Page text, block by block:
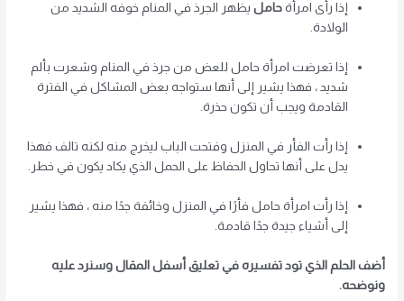
إذا رأى امرأةحامل يظهر الجرذ في المنام خوفه الشديد من
الولادة.
إذا تعرضت امرأة حامل للعض من جرذ في المنام وشعرت بألم
شديد ، فهذا يشير إلى أنها ستواجه بعض المشاكل في الفترة
القادمة ويجب أن تكون حذرة.
إذا رأت الفأر في المنزل وفتحت الباب ليخرج منه لكنه تالف فهذا
يدل على أنها تحاول الحفاظ على الحمل الذي يكاد يكون في خطر.
إذا رأت امرأة حامل فأرًا في المنزل وخائفة جدًا منه ، فهذا يشير
إلى أشياء جيدة جدًا قادمة.
أضف الحلم الذي تود تفسيره في تعليق أسفل المقال وسنرد عليه
ونوضحه.